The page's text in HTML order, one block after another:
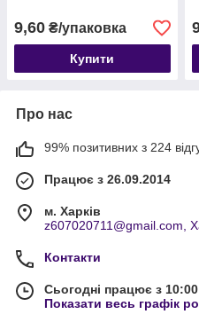
9,60 ₴/упаковка
Купити
Про нас
99% позитивних з 224
Працює з 26.09.2014
м. Харків
z607020711@gmail.com,
Контакти
Сьогодні працює з
Показати весь графік